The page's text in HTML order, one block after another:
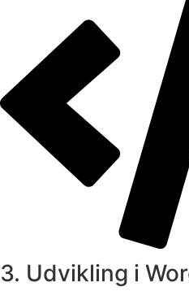
3. Udvikling i